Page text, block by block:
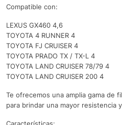
Compatible con:
LEXUS GX460 4,6
TOYOTA 4 RUNNER 4
TOYOTA FJ CRUISER 4
TOYOTA PRADO TX / TX-L 4
TOYOTA LAND CRUISER 78/79 4
TOYOTA LAND CRUISER 200 4
Te ofrecemos una amplia gama de
para brindar una mayor resistencia